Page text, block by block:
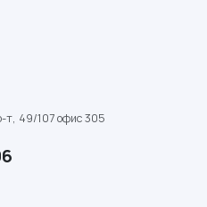
т, 49/107 офис 305